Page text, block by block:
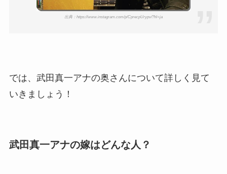
誰かも調査！
高木豊の妻は宮内千早！再婚
出典：https://www.instagram.com/p/CprecpUrypv/?hl=ja
では、武田真一アナの奥さんについて詳しく見て
いきましょう！
武田真一アナの嫁はどんな人？